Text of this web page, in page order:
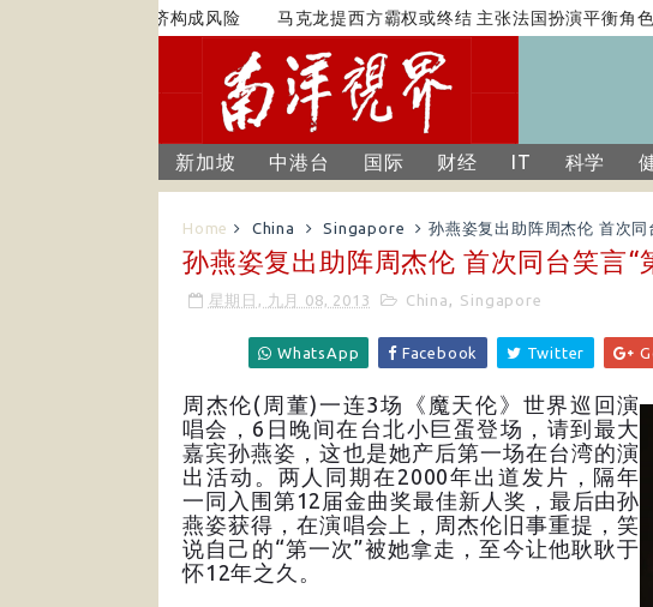
关系对全球经济构成风险 马克龙提西方霸权或终结 主张法国扮演平衡角色
新加坡 中港台 国际 财经 IT 科学
Home China Singapore 孙燕姿复出助阵周杰伦 首次同
孙燕姿复出助阵周杰伦 首次同台笑言“
星期日, 九月 08, 2013 China , Singapore
WhatsApp Facebook Twitter
周杰伦(周董)一连3场《魔天伦》世界巡回演
唱会，6日晚间在台北小巨蛋登场，请到最大
嘉宾孙燕姿，这也是她产后第一场在台湾的演
出活动。两人同期在2000年出道发片，隔年
一同入围第12届金曲奖最佳新人奖，最后由孙
燕姿获得，在演唱会上，周杰伦旧事重提，笑
说自己的“第一次”被她拿走，至今让他耿耿于
怀12年之久。